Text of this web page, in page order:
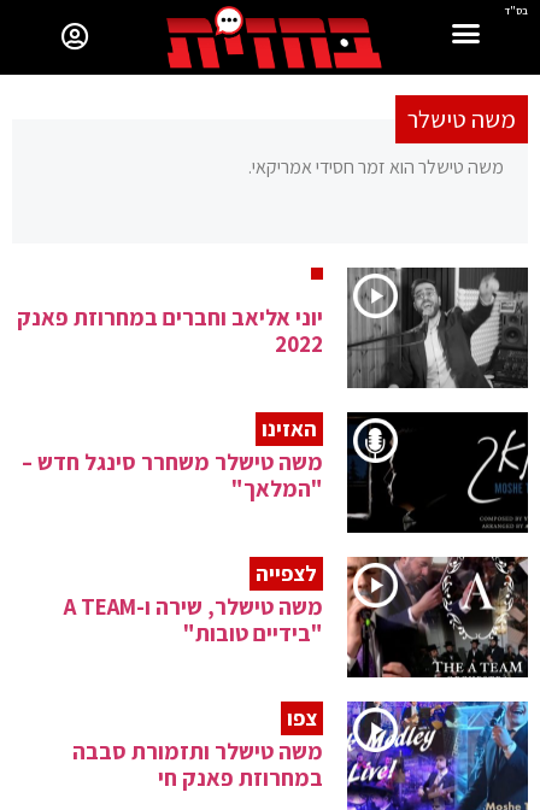
בס"ד
משה טישלר
משה טישלר הוא זמר חסידי אמריקאי.
יוני אליאב וחברים במחרוזת פאנק
2022
האזינו
משה טישלר משחרר סינגל חדש –
"המלאך"
לצפייה
משה טישלר, שירה ו-A TEAM
"בידיים טובות"
צפו
משה טישלר ותזמורת סבבה
במחרוזת פאנק חי